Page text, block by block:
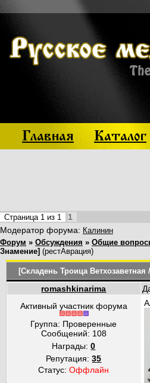
Главная Каталог
Страница 1 из 1
1
Модератор форума: Калинин
Форум » Обсуждения » Общие
Знамение] (рестАврация)
[Складень Троица
romashkinarima
Активный участник форума
Группа: Проверенные
Сообщений: 108
Награды:0
Репутация:35
Статус:Оффлайн